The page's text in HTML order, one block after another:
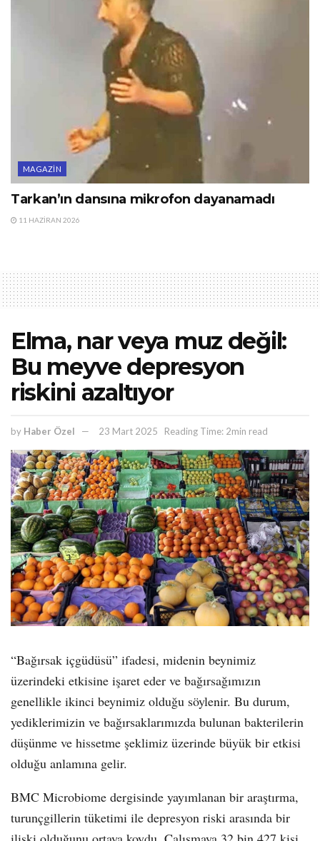
MAGAZIN
Tarkan’ın dansına mikrofon dayanamadı
11 HAZIRAN 2026
Elma, nar veya muz değil:
Bu meyve depresyon
riskini azaltıyor
by Haber Özel 23 Mart 2025 Reading Time: 2min read
“Bağırsak içgüdüsü” ifadesi, midenin beynimiz
üzerindeki etkisine işaret eder ve bağırsağımızın
genellikle ikinci beynimiz olduğu söylenir. Bu durum,
yediklerimizin ve bağırsaklarımızda bulunan bakterilerin
düşünme ve hissetme şeklimiz üzerinde büyük bir etkisi
olduğu anlamına gelir.
BMC Microbiome dergisinde yayımlanan bir araştırma,
turunçgillerin tüketimi ile depresyon riski arasında bir